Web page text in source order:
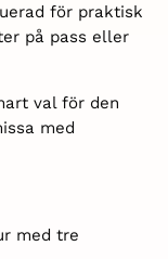
för praktisk
på pass eller
val för den
med
med tre